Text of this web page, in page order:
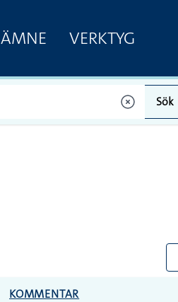
ÄMNE VERKTYG
Sök
KOMMENTAR